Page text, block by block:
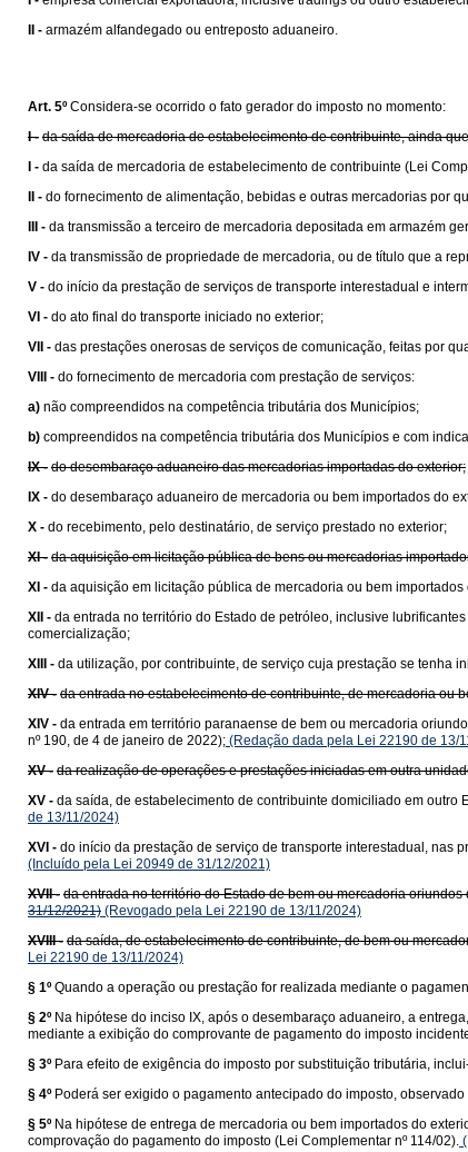
II - armazém alfandegado ou entreposto aduaneiro.
Art. 5º Considera-se ocorrido o fato gerador do imposto no momento:
I - da saída de mercadoria de estabelecimento de contribuinte, ainda
I - da saída de mercadoria de estabelecimento de contribuinte (Lei
II - do fornecimento de alimentação, bebidas e outras mercadorias por
III - da transmissão a terceiro de mercadoria depositada em armazém
IV - da transmissão de propriedade de mercadoria, ou de título que a
V - do início da prestação de serviços de transporte interestadual e
VI - do ato final do transporte iniciado no exterior;
VII - das prestações onerosas de serviços de comunicação, feitas por
VIII - do fornecimento de mercadoria com prestação de serviços:
a) não compreendidos na competência tributária dos Municípios;
b) compreendidos na competência tributária dos Municípios e com
IX - do desembaraço aduaneiro das mercadorias importadas do exterior;
IX - do desembaraço aduaneiro de mercadoria ou bem importados do
X - do recebimento, pelo destinatário, de serviço prestado no exterior;
XI - da aquisição em licitação pública de bens ou mercadorias
XI - da aquisição em licitação pública de mercadoria ou bem
XII - da entrada no território do Estado de petróleo, inclusive
comercialização;
XIII - da utilização, por contribuinte, de serviço cuja prestação se tenha
XIV - da entrada no estabelecimento de contribuinte, de mercadoria ou
XIV - da entrada em território paranaense de bem ou mercadoria
nº 190, de 4 de janeiro de 2022); (Redação dada pela Lei 22190 de 13/
XV - da realização de operações e prestações iniciadas em outra
XV - da saída, de estabelecimento de contribuinte domiciliado em
de 13/11/2024)
XVI - do início da prestação de serviço de transporte interestadual, nas
(Incluído pela Lei 20949 de 31/12/2021)
XVII - da entrada no território do Estado de bem ou mercadoria
31/12/2021) (Revogado pela Lei 22190 de 13/11/2024)
XVIII - da saída, de estabelecimento de contribuinte, de bem ou
Lei 22190 de 13/11/2024)
§ 1º Quando a operação ou prestação for realizada mediante o
§ 2º Na hipótese do inciso IX, após o desembaraço aduaneiro, a
mediante a exibição do comprovante de pagamento do imposto
§ 3º Para efeito de exigência do imposto por substituição tributária,
§ 4º Poderá ser exigido o pagamento antecipado do imposto,
§ 5º Na hipótese de entrega de mercadoria ou bem importados do
comprovação do pagamento do imposto (Lei Complementar nº 114/02).